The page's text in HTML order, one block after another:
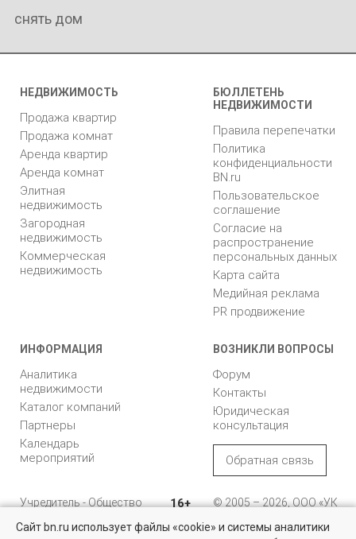
снять дом
НЕДВИЖИМОСТЬ
Продажа квартир
Продажа комнат
Аренда квартир
Аренда комнат
Элитная
недвижимость
Загородная
недвижимость
Коммерческая
недвижимость
БЮЛЛЕТЕНЬ
НЕДВИЖИМОСТИ
Правила перепечатки
Политика
конфиденциальности
BN.ru
Пользовательское
соглашение
Согласие на
распространение
персональных данных
Карта сайта
Медийная реклама
PR продвижение
ИНФОРМАЦИЯ
Аналитика
недвижимости
Каталог компаний
Партнеры
Календарь
мероприятий
ВОЗНИКЛИ ВОПРОСЫ
Форум
Контакты
Юридическая
консультация
Обратная связь
Учредитель - Общество
ответственностью
16+
© 2005 – 2026, ООО «УК
Сайт bn.ru использует файлы «cookie» и системы аналитики